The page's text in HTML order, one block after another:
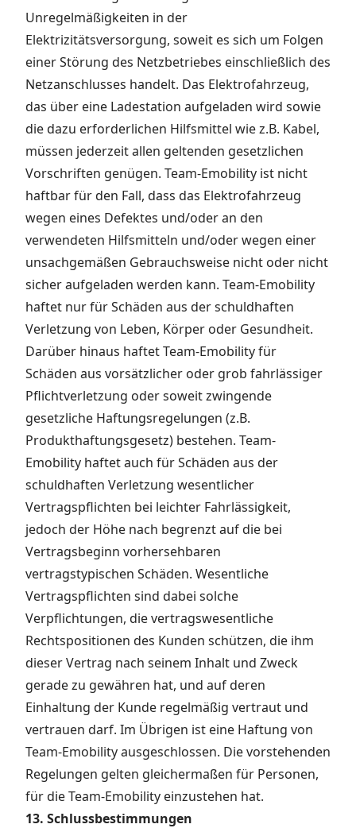
Unregelmäßigkeiten in der
Elektrizitätsversorgung, soweit es sich um Folgen
einer Störung des Netzbetriebes einschließlich des
Netzanschlusses handelt. Das Elektrofahrzeug,
das über eine Ladestation aufgeladen wird sowie
die dazu erforderlichen Hilfsmittel wie z.B. Kabel,
müssen jederzeit allen geltenden gesetzlichen
Vorschriften genügen. Team-Emobility ist nicht
haftbar für den Fall, dass das Elektrofahrzeug
wegen eines Defektes und/oder an den
verwendeten Hilfsmitteln und/oder wegen einer
unsachgemäßen Gebrauchsweise nicht oder nicht
sicher aufgeladen werden kann. Team-Emobility
haftet nur für Schäden aus der schuldhaften
Verletzung von Leben, Körper oder Gesundheit.
Darüber hinaus haftet Team-Emobility für
Schäden aus vorsätzlicher oder grob fahrlässiger
Pflichtverletzung oder soweit zwingende
gesetzliche Haftungsregelungen (z.B.
Produkthaftungsgesetz) bestehen. Team-
Emobility haftet auch für Schäden aus der
schuldhaften Verletzung wesentlicher
Vertragspflichten bei leichter Fahrlässigkeit,
jedoch der Höhe nach begrenzt auf die bei
Vertragsbeginn vorhersehbaren
vertragstypischen Schäden. Wesentliche
Vertragspflichten sind dabei solche
Verpflichtungen, die vertragswesentliche
Rechtspositionen des Kunden schützen, die ihm
dieser Vertrag nach seinem Inhalt und Zweck
gerade zu gewähren hat, und auf deren
Einhaltung der Kunde regelmäßig vertraut und
vertrauen darf. Im Übrigen ist eine Haftung von
Team-Emobility ausgeschlossen. Die vorstehenden
Regelungen gelten gleichermaßen für Personen,
für die Team-Emobility einzustehen hat.
13. Schlussbestimmungen